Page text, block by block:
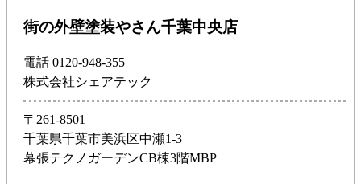
街の外壁塗装やさん千葉中央店
電話 0120-948-355
株式会社シェアテック
〒261-8501
千葉県千葉市美浜区中瀬1-3
幕張テクノガーデンCB棟3階MBP